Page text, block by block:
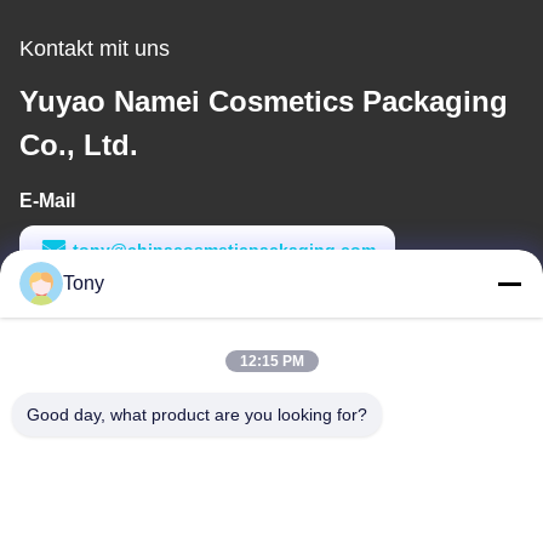
Kontakt mit uns
Yuyao Namei Cosmetics Packaging
Co., Ltd.
E-Mail
tony@chinacosmeticpackaging.com
Arbeitszeit
Tony
12:15 PM
Good day, what product are you looking for?